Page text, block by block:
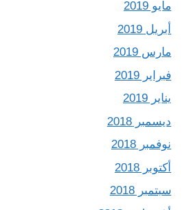
مايو 2019
أبريل 2019
مارس 2019
فبراير 2019
يناير 2019
ديسمبر 2018
نوفمبر 2018
أكتوبر 2018
سبتمبر 2018